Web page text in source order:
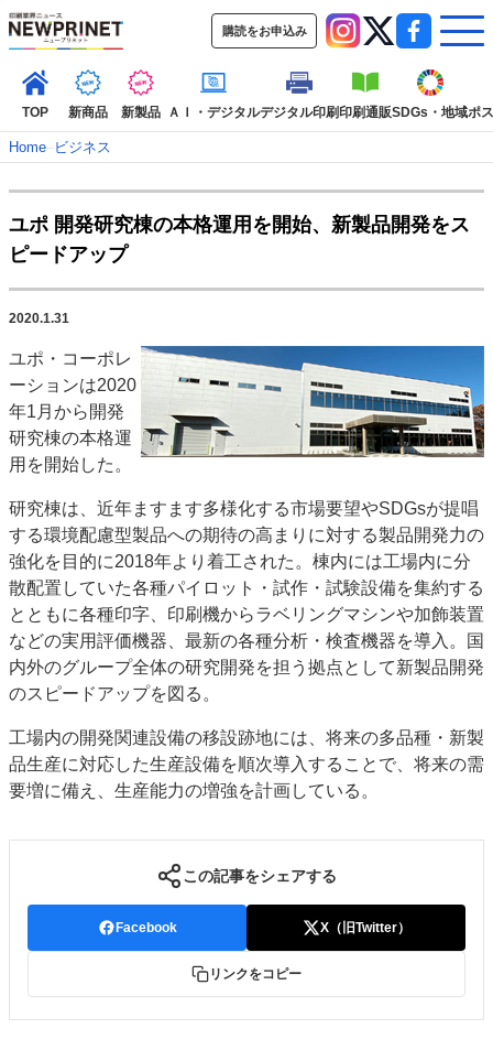
購読をお申込み
TOP 新商品 新製品 ＡＩ・デジタルデジタル印刷印刷通販SDGs・地域ポ
TOP
新着記事
インタビュー
ＡＩ・デジタル デジタル印刷
印刷通販
SDGs・地域
ポストプレス ビジネス イベント 信用情報
市場・統計
人事・移転・異動・訃報
特集記事カテゴリー一覧
特集・デジタル印刷 アイデアで勝負！ ～多様なビジネス・多彩な商材～
JAPAN PACK 2023 特集
中古印刷機・製本機特集
2022 検査・校正特集
特集・デジタル印刷 ～ 新成長軌道を描く
案内
発刊案内
JFPI印刷用語集 印刷機材年鑑
運営
会社案内
購読・購入申し込み
サイトポリシー
お問い合わせ
Home–ビジネス
ユポ 開発研究棟の本格運用を開始、新製品開発をス
ピードアップ
2020.1.31
ユポ・コーポレ
ーションは2020
年1月から開発
研究棟の本格運
用を開始した。
研究棟は、近年ますます多様化する市場要望やSDGsが提唱
する環境配慮型製品への期待の高まりに対する製品開発力の
強化を目的に2018年より着工された。棟内には工場内に分
散配置していた各種パイロット・試作・試験設備を集約する
とともに各種印字、印刷機からラベリングマシンや加飾装置
などの実用評価機器、最新の各種分析・検査機器を導入。国
内外のグループ全体の研究開発を担う拠点として新製品開発
のスピードアップを図る。
工場内の開発関連設備の移設跡地には、将来の多品種・新製
品生産に対応した生産設備を順次導入することで、将来の需
要増に備え、生産能力の増強を計画している。
この記事をシェアする
Facebook X（旧Twitter）
リンクをコピー